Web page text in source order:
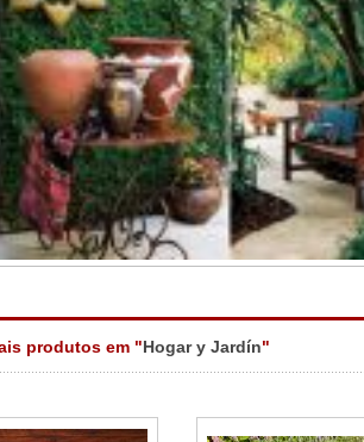
produtos em "Hogar y Jardín"